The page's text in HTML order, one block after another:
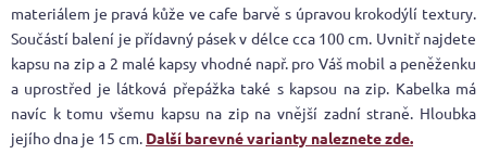
materiálem je pravá kůže ve cafe barvě s úpravou krokodýlí textury.
Součástí balení je přídavný pásek v délce cca 100 cm. Uvnitř najdete
kapsu na zip a 2 malé kapsy vhodné např. pro Váš mobil a peněženku
a uprostřed je látková přepážka také s kapsou na zip. Kabelka má
navíc k tomu všemu kapsu na zip na vnější zadní straně. Hloubka
jejího dna je 15 cm. Další barevné varianty naleznete zde.